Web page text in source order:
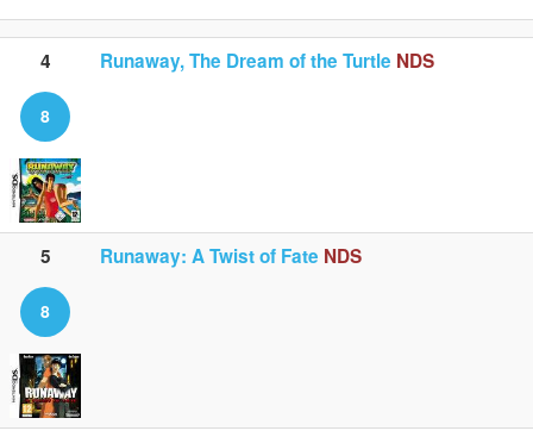
4 Runaway, The Dream of the Turtle NDS
8
5 Runaway: A Twist of Fate NDS
8